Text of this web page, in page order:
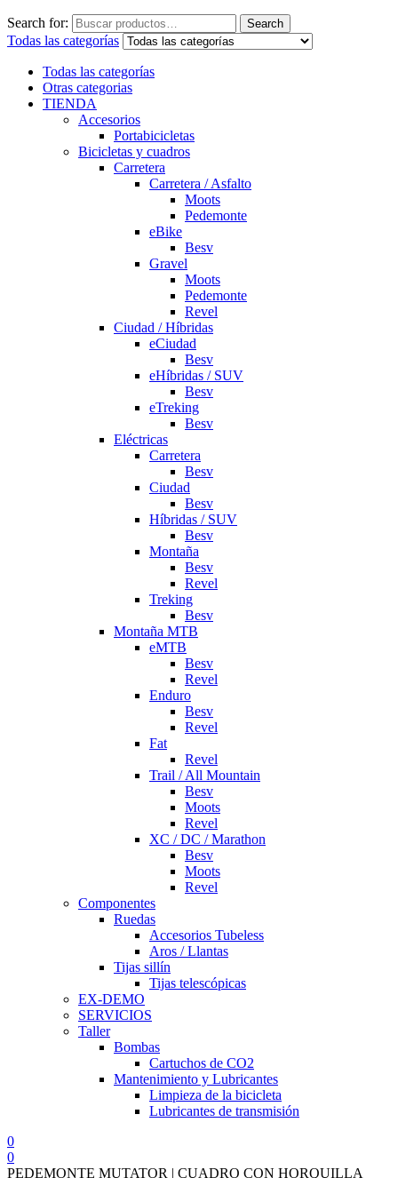
Search for: Search
Todas las categorías
Todas las categorías
Otras categorias
TIENDA
Accesorios
Portabicicletas
Bicicletas y cuadros
Carretera
Carretera / Asfalto
Moots
Pedemonte
eBike
Besv
Gravel
Moots
Pedemonte
Revel
Ciudad / Híbridas
eCiudad
Besv
eHíbridas / SUV
Besv
eTreking
Besv
Eléctricas
Carretera
Besv
Ciudad
Besv
Híbridas / SUV
Besv
Montaña
Besv
Revel
Treking
Besv
Montaña MTB
eMTB
Besv
Revel
Enduro
Besv
Revel
Fat
Revel
Trail / All Mountain
Besv
Moots
Revel
XC / DC / Marathon
Besv
Moots
Revel
Componentes
Ruedas
Accesorios Tubeless
Aros / Llantas
Tijas sillín
Tijas telescópicas
EX-DEMO
SERVICIOS
Taller
Bombas
Cartuchos de CO2
Mantenimiento y Lubricantes
Limpieza de la bicicleta
Lubricantes de transmisión
0
0
PEDEMONTE MUTATOR | CUADRO CON HORQUILLA